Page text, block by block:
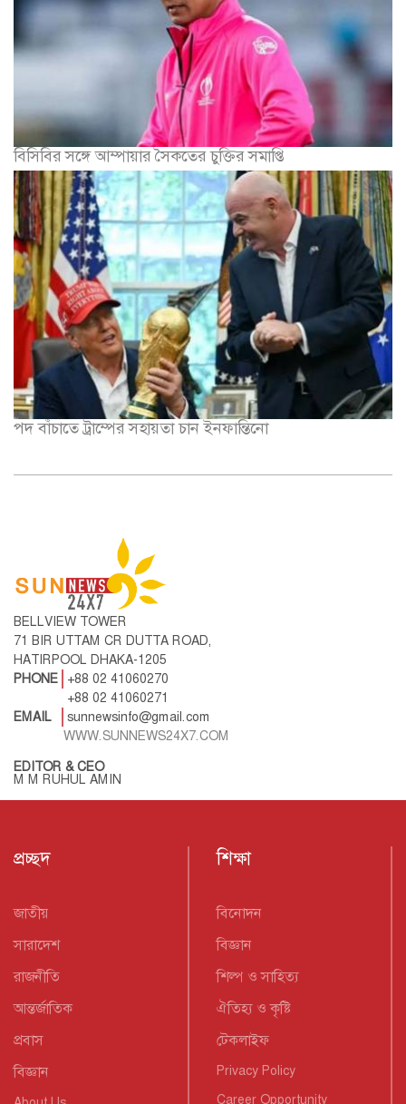
বিসিবির সঙ্গে আম্পায়ার সৈকতের চুক্তির সমাপ্তি
পদ বাঁচাতে ট্রাম্পের সহায়তা চান ইনফান্তিনো
BELLVIEW TOWER
71 BIR UTTAM CR DUTTA ROAD,
HATIRPOOL DHAKA-1205
PHONE
+88 02 41060270
+88 02 41060271
EMAIL
sunnewsinfo@gmail.com
WWW.SUNNEWS24X7.COM
EDITOR & CEO
M M RUHUL AMIN
প্রচ্ছদ
জাতীয়
সারাদেশ
রাজনীতি
আন্তর্জাতিক
প্রবাস
বিজ্ঞান
শিক্ষা
বিনোদন
বিজ্ঞান
শিল্প ও সাহিত্য
ঐতিহ্য ও কৃষ্টি
টেকলাইফ
Privacy Policy
Career Opportunity